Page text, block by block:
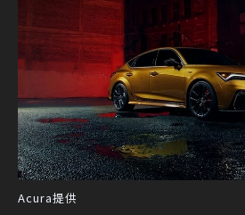
Acura提供